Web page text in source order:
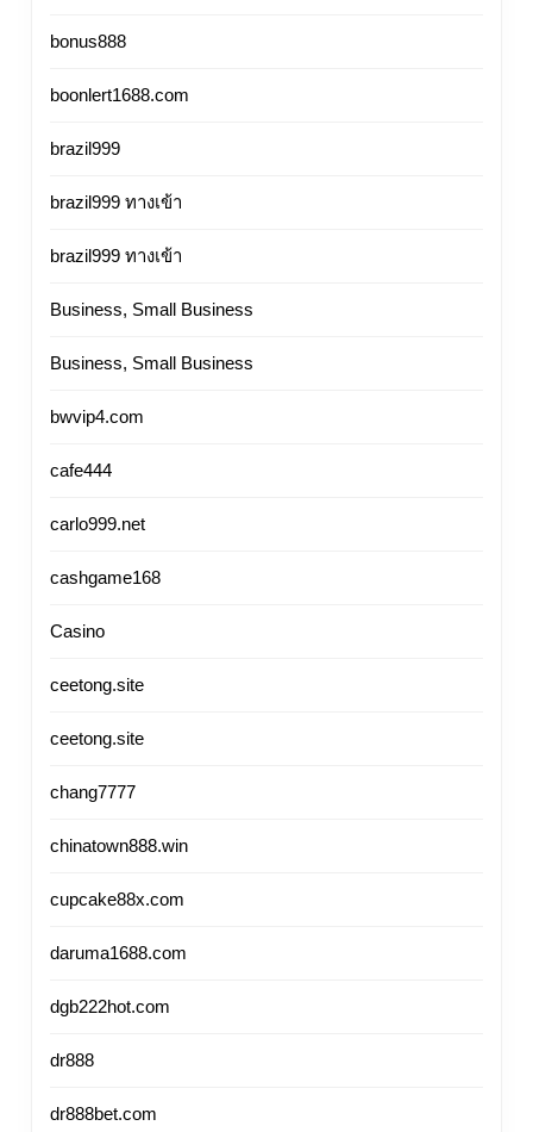
bonus888
boonlert1688.com
brazil999
brazil999 ทางเข้า
brazil999 ทางเข้า
Business, Small Business
Business, Small Business
bwvip4.com
cafe444
carlo999.net
cashgame168
Casino
ceetong.site
ceetong.site
chang7777
chinatown888.win
cupcake88x.com
daruma1688.com
dgb222hot.com
dr888
dr888bet.com